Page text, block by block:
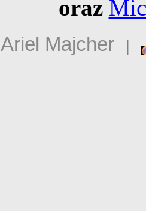
oraz
Ariel Majcher |